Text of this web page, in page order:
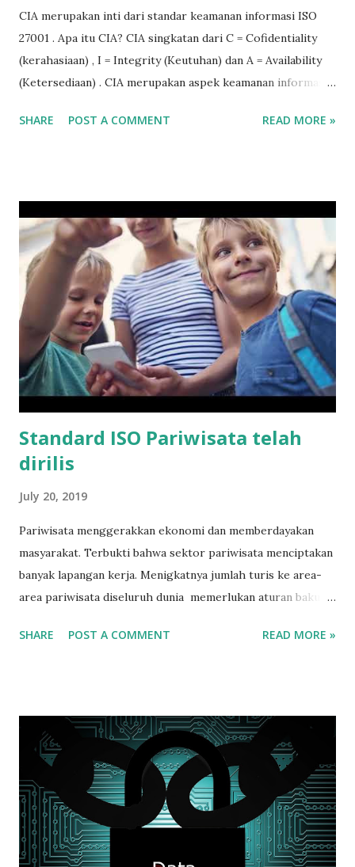
CIA merupakan inti dari standar keamanan informasi ISO
27001 . Apa itu CIA? CIA singkatan dari C = Cofidentiality
(kerahasiaan) , I = Integrity (Keutuhan) dan A = Availability
(Ketersediaan) . CIA merupakan aspek keamanan informasi
informasi melingkupi ketiga aspek keamanan informasi CIA.
keuangan yang sifatnya rahasia harus dilindungi dari orang
yang tidak berkepentingan, begitu juga dengan laporan
hasil riset, dll Integrity : Menjamin bahwa informasi atau
data tidak dirubah atau dimodifikasi oleh orang yang tidak
berkepentingan. Data harus terjaga kesesuaiannya atau
keakurasian data. Contoh: Medical record, personal record
harus akurat dan tidak diubah oleh pihak yang tidak
berkepentingan. Availability : Informasi atau data harus
tersedia jika diperluk...
SHARE POST A COMMENT READ MORE »
Standard ISO Pariwisata telah
dirilis
July 20, 2019
Pariwisata menggerakkan ekonomi dan memberdayakan
masyarakat. Terbukti bahwa sektor pariwisata menciptakan
banyak lapangan kerja. Menigkatnya jumlah turis ke area-
area pariwisata diseluruh dunia memerlukan aturan baku
bisa lebih fokus dan terarah dan pelayanan sektor ini
untuk keterangan tentang standar internasional pariwisata.
SHARE POST A COMMENT READ MORE »